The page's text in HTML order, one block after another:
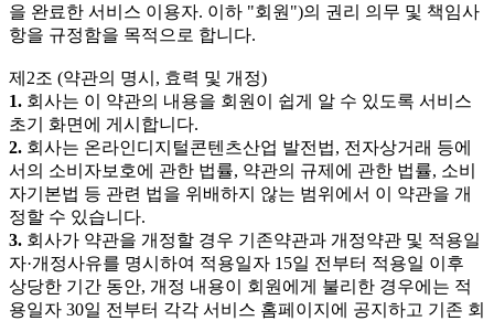
을 완료한 서비스 이용자. 이하 "회원")의 권리 의무 및 책임사
항을 규정함을 목적으로 합니다.
제2조 (약관의 명시, 효력 및 개정)
1. 회사는 이 약관의 내용을 회원이 쉽게 알 수 있도록 서비스
초기 화면에 게시합니다.
2. 회사는 온라인디지털콘텐츠산업 발전법, 전자상거래 등에
서의 소비자보호에 관한 법률, 약관의 규제에 관한 법률, 소비
자기본법 등 관련 법을 위배하지 않는 범위에서 이 약관을 개
정할 수 있습니다.
3. 회사가 약관을 개정할 경우 기존약관과 개정약관 및 적용일
자·개정사유를 명시하여 적용일자 15일 전부터 적용일 이후
상당한 기간 동안, 개정 내용이 회원에게 불리한 경우에는 적
용일자 30일 전부터 각각 서비스 홈페이지에 공지하고 기존 회